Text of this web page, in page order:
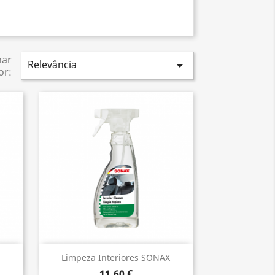
Relevância 
Limpeza Interiores SONAX
Vista rápida